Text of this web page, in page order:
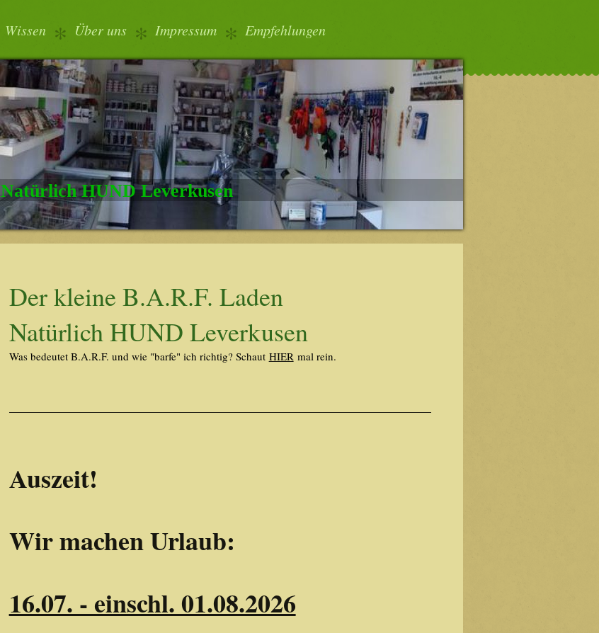
Wissen Über uns Impressum Empfehlungen
Natürlich HUND Leverkusen
Der kleine B.A.R.F. Laden
Natürlich HUND Leverkusen
Was bedeutet B.A.R.F. und wie "barfe" ich richtig? Schaut HIERmal rein.
Auszeit!
Wir machen Urlaub:
16.07. - einschl. 01.08.2026